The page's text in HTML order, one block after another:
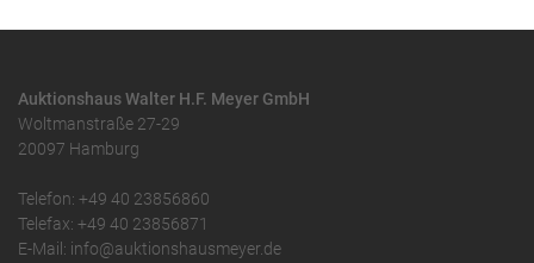
Auktionshaus Walter H.F. Meyer GmbH
Woltmanstraße 27-29
20097 Hamburg
Telefon: +49 40 23856860
Telefax: +49 40 23856871
E-Mail: info@auktionshausmeyer.de